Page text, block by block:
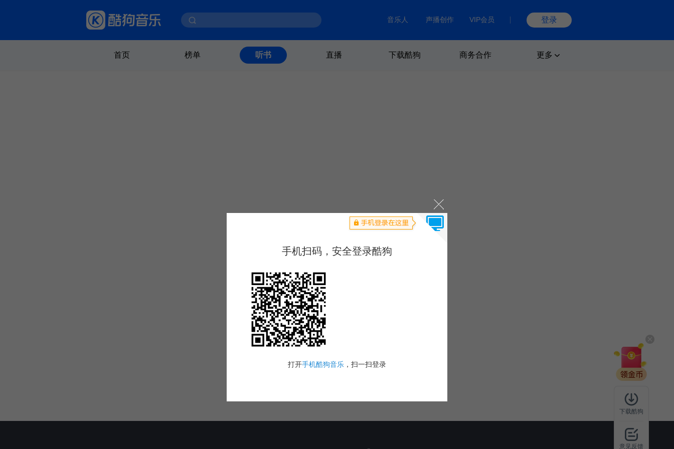
音乐人 声播创作 VIP会员 登录
首页 榜单 听书 直播 下载酷狗 商务合作 更多
下载酷狗
意见反馈